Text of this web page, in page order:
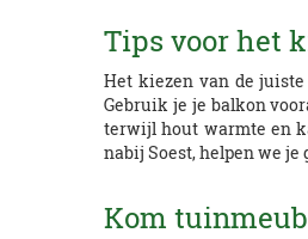
Tips voor het
Het kiezen van de
Gebruik je je balkon
terwijl hout warmte en
nabij Soest, helpen we
Kom